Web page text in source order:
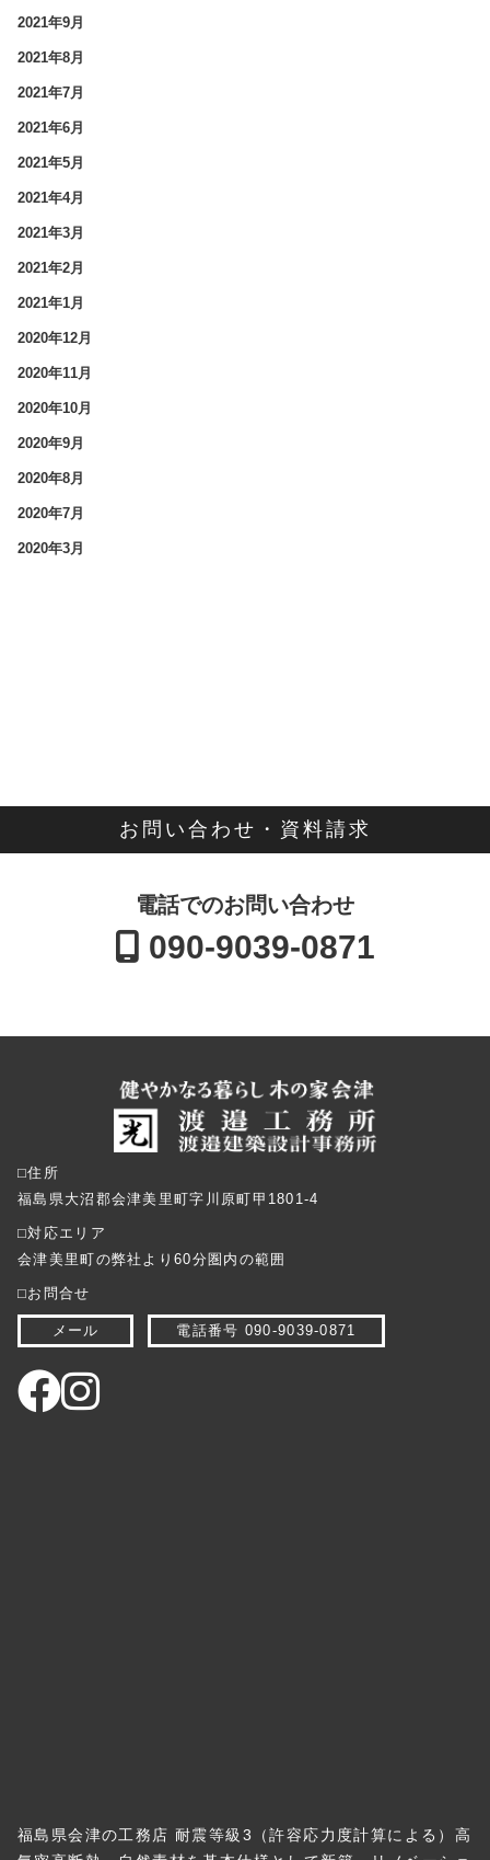
2021年9月
2021年8月
2021年7月
2021年6月
2021年5月
2021年4月
2021年3月
2021年2月
2021年1月
2020年12月
2020年11月
2020年10月
2020年9月
2020年8月
2020年7月
2020年3月
お問い合わせ・資料請求
電話でのお問い合わせ
090-9039-0871
⬜︎住所
福島県大沼郡会津美里町字川原町甲1801-4
⬜︎対応エリア
会津美里町の弊社より60分圏内の範囲
⬜︎お問合せ
メール 電話番号 090-9039-0871
福島県会津の工務店 耐震等級3（許容応力度計算による）高